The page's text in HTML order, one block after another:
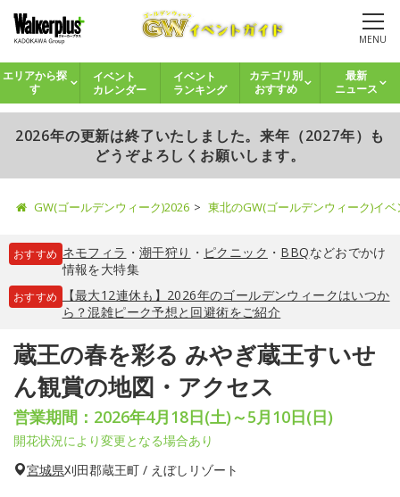
MENU
エリアから探
す
イベント
カレンダー
イベント
ランキング
カテゴリ別
おすすめ
最新
ニュース
2026年の更新は終了いたしました。来年（2027年）も
どうぞよろしくお願いします。
GW(ゴールデンウィーク)2026 東北のGW(ゴールデンウィーク)イ
おすすめ ネモフィラ ・ 潮干狩り ・ ピクニック ・ BBQなどおでかけ
情報を大特集
おすすめ
【最大12連休も】2026年のゴールデンウィークはいつか
ら？混雑ピーク予想と回避術をご紹介
蔵王の春を彩る みやぎ蔵王すいせ
ん観賞の地図・アクセス
営業期間：2026年4月18日(土)～5月10日(日)
開花状況により変更となる場合あり
宮城県刈田郡蔵王町 / えぼしリゾート